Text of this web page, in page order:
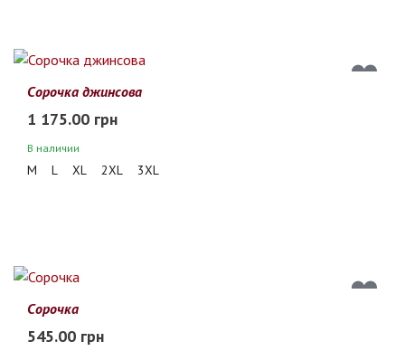
Сорочка джинсова
1 175.00 грн
В наличии
M L XL 2XL 3XL
Сорочка
545.00 грн